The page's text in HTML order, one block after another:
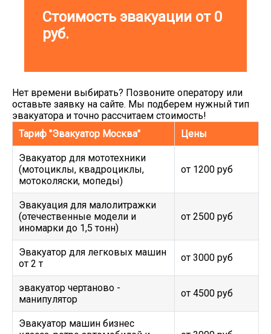
Стоимость эвакуации от 0
руб.
Нет времени выбирать? Позвоните оператору или
оставьте заявку на сайте. Мы подберем нужный тип
эвакуатора и точно рассчитаем стоимость!
Тариф "Эвакуатор Москва"
Цены
Эвакуатор для мототехники
(мотоциклы, квадроциклы,
мотоколяски, мопеды)
от 1200 руб
Эвакуация для малолитражки
(отечественные модели и
иномарки до 1,5 тонн)
от 2500 руб
Эвакуатор для легковых машин
от 2 т
от 3000 руб
эвакуатор чертаново -
манипулятор
от 4500 руб
Эвакуатор машин бизнес